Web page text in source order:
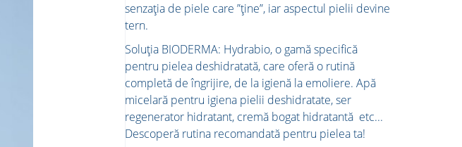
senzația de piele care ”ține”, iar aspectul pielii devine
tern.
Soluția BIODERMA: Hydrabio, o gamă specifică
pentru pielea deshidratată, care oferă o rutină
completă de îngrijire, de la igienă la emoliere. Apă
micelară pentru igiena pielii deshidratate, ser
regenerator hidratant, cremă bogat hidratantă etc...
Descoperă rutina recomandată pentru pielea ta!